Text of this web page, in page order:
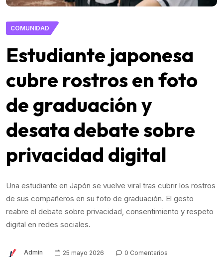
COMUNIDAD
Estudiante japonesa
cubre rostros en foto
de graduación y
desata debate sobre
privacidad digital
Una estudiante en Japón se vuelve viral tras cubrir los rostros
de sus compañeros en su foto de graduación. El gesto
reabre el debate sobre privacidad, consentimiento y respeto
digital en redes sociales.
Admin 25 mayo 2026
0 Comentarios